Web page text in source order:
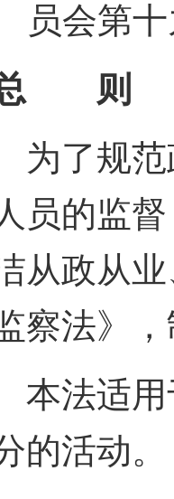
员会第
则
规范政
员的监
从政从
察法》
适用于
的活动。